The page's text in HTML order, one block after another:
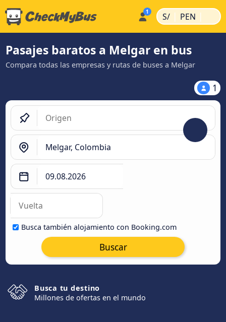
S/ | PEN |
Pasajes baratos a Melgar en bus
Compara todas las empresas y rutas de buses a Melgar
1
Busca también alojamiento con Booking.com
Buscar
Busca tu destino
Millones de ofertas en el mundo